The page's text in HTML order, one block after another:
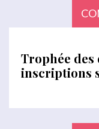
Trophée des
inscriptions